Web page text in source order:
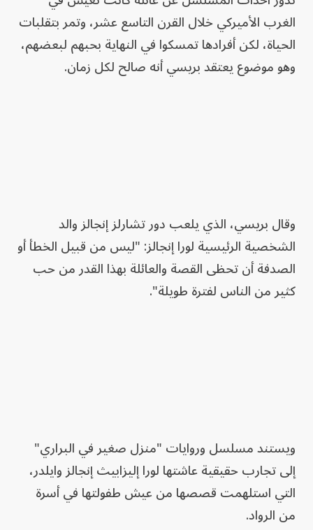
الغرب الأميركي خلال القرن التاسع عشر، وتمر بتقلبات
الحياة، لكن أفرادها تمسكوا في النهاية بحبهم لبعضهم،
وهو موضوع يعتقد بريسي أنه صالح لكل زمان.
وقال بريسي، الذي يلعب دور تشارلز إنجالز والد
الشخصية الرئيسية لورا إنجالز: "ليس من قبيل الخطأ أو
الصدفة أن تحظى القصة والعائلة بهذا القدر من حب
كثير من الناس لفترة طويلة".
ويستند مسلسل وروايات "منزل صغير في البراري"
إلى تجارب حقيقية عاشتها لورا إليزابيث إنجالز وايلدر،
التي استلهمت قصصها من عيش طفولتها في أسرة
من الرواد.